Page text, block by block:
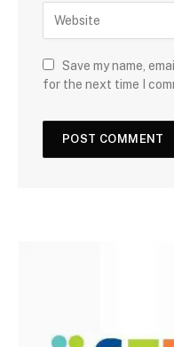
Save my name,
for the next time I